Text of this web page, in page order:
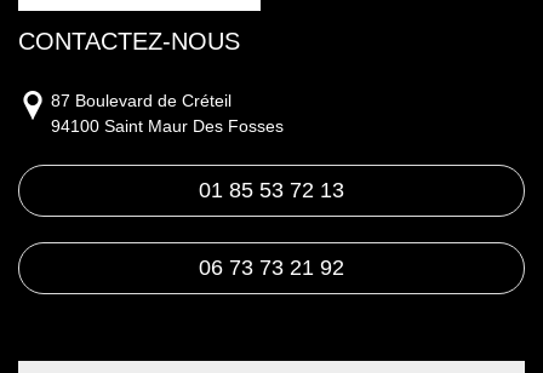
CONTACTEZ-NOUS
87 Boulevard de Créteil
94100 Saint Maur Des Fosses
01 85 53 72 13
06 73 73 21 92